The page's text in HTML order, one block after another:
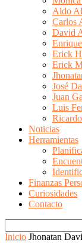
Aldo
Carlos
David
Erick
Erick
José
Juan
Luis
Noticias
Herramientas
Finanzas
Curiosidades
Contacto
Inicio Jhonatan